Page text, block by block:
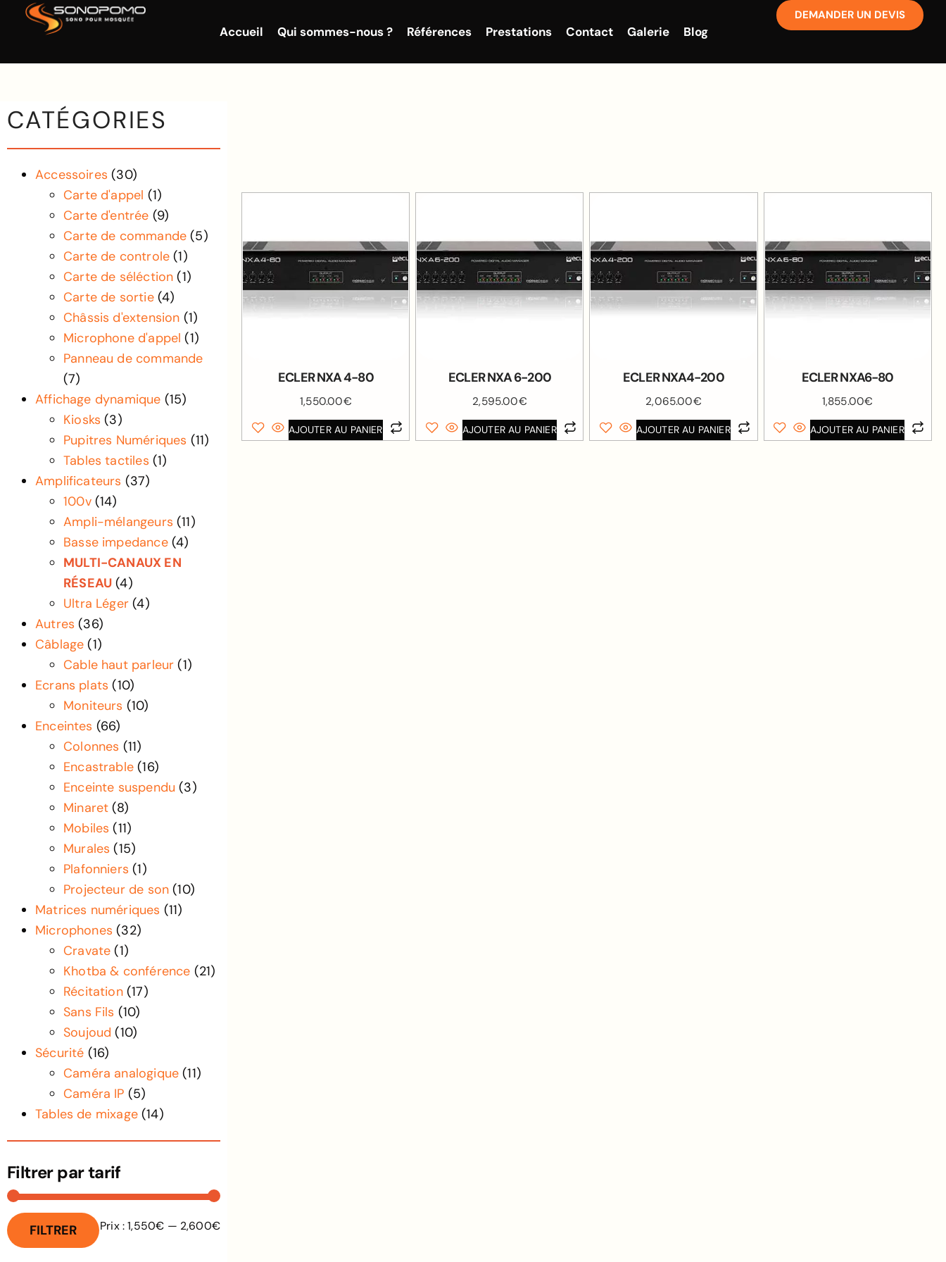
Accueil Qui sommes-nous ? Références Prestations Contact Galerie Blog
DEMANDER UN DEVIS
CATÉGORIES
Accessoires (30)
Carte d'appel (1)
Carte d'entrée (9)
Carte de commande (5)
Carte de controle (1)
Carte de séléction (1)
Carte de sortie (4)
Châssis d'extension (1)
Microphone d'appel (1)
Panneau de commande
(7)
Affichage dynamique (15)
Kiosks (3)
Pupitres Numériques (11)
Tables tactiles (1)
Amplificateurs (37)
100v (14)
Ampli-mélangeurs (11)
Basse impedance (4)
MULTI-CANAUX EN
RÉSEAU (4)
Ultra Léger (4)
Autres (36)
Câblage (1)
Cable haut parleur (1)
Ecrans plats (10)
Moniteurs (10)
Enceintes (66)
Colonnes (11)
Encastrable (16)
Enceinte suspendu (3)
Minaret (8)
Mobiles (11)
Murales (15)
Plafonniers (1)
Projecteur de son (10)
Matrices numériques (11)
Microphones (32)
Cravate (1)
Khotba & conférence (21)
Récitation (17)
Sans Fils (10)
Soujoud (10)
Sécurité (16)
Caméra analogique (11)
Caméra IP (5)
Tables de mixage (14)
Filtrer par tarif
FILTRER Prix :1,550€ — 2,600€
ECLER NXA 4-80
1,550.00€
AJOUTER AU PANIER
ECLER NXA 6-200
2,595.00€
AJOUTER AU PANIER
ECLER NXA4-200
2,065.00€
AJOUTER AU PANIER
ECLER NXA6-80
1,855.00€
AJOUTER AU PANIER